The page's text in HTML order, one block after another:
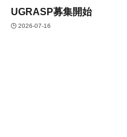
UGRASP募集開始
2026-07-16